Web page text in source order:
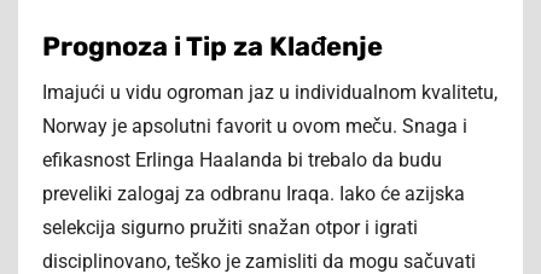
Prognoza i Tip za Klađenje
Imajući u vidu ogroman jaz u individualnom kvalitetu,
Norway je apsolutni favorit u ovom meču. Snaga i
efikasnost Erlinga Haalanda bi trebalo da budu
preveliki zalogaj za odbranu Iraqa. Iako će azijska
selekcija sigurno pružiti snažan otpor i igrati
disciplinovano, teško je zamisliti da mogu sačuvati